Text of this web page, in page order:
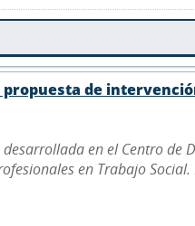
de
en el Centro de
en Trabajo Social.